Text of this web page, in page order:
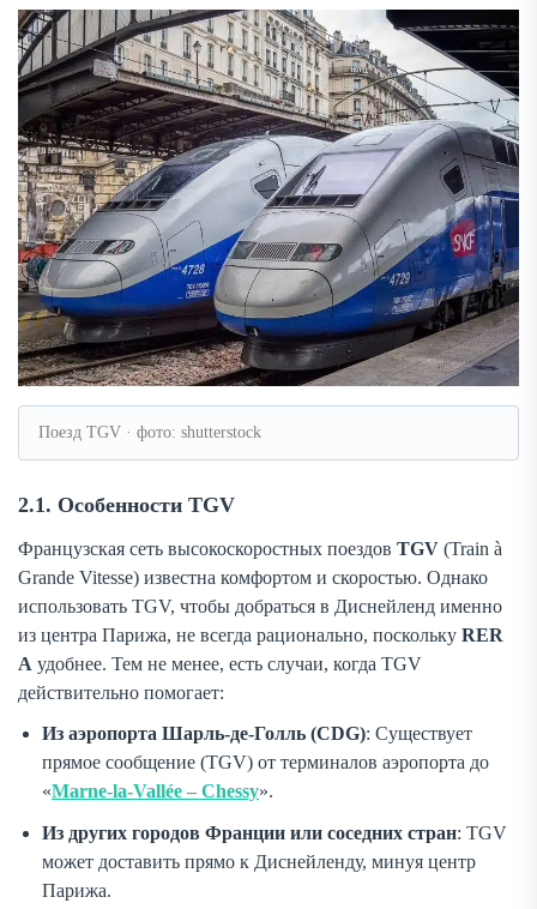
Поезд TGV · фото: shutterstock
2.1. Особенности TGV
Французская сеть высокоскоростных поездов TGV (Train à
Grande Vitesse) известна комфортом и скоростью. Однако
использовать TGV, чтобы добраться в Диснейленд именно
из центра Парижа, не всегда рационально, поскольку RER
A удобнее. Тем не менее, есть случаи, когда TGV
действительно помогает:
Из аэропорта Шарль-де-Голль (CDG): Существует
прямое сообщение (TGV) от терминалов аэропорта до
«Marne-la-Vallée – Chessy».
Из других городов Франции или соседних стран: TGV
может доставить прямо к Диснейленду, минуя центр
Парижа.